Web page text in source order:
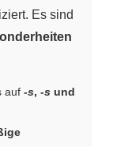
Es sind
auf -s, -s und